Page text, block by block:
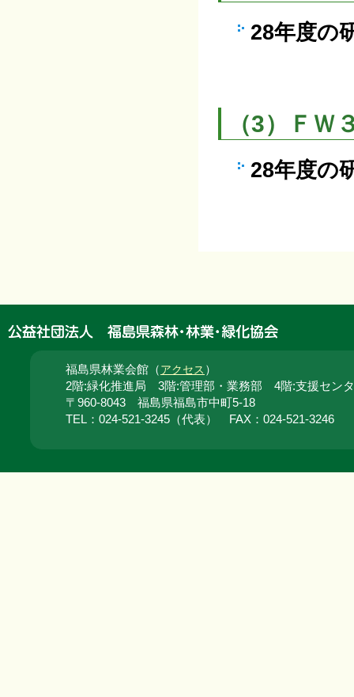
28年度の
（3）ＦＷ
28年度の
福島県林業会館（ アクセス ）
2階:緑化推進局 3階:管理部・業務部 4階:支援セン
〒960-8043 福島県福島市中町5-18
TEL：024‐521‐3245（代表） FAX：024‐521‐3246